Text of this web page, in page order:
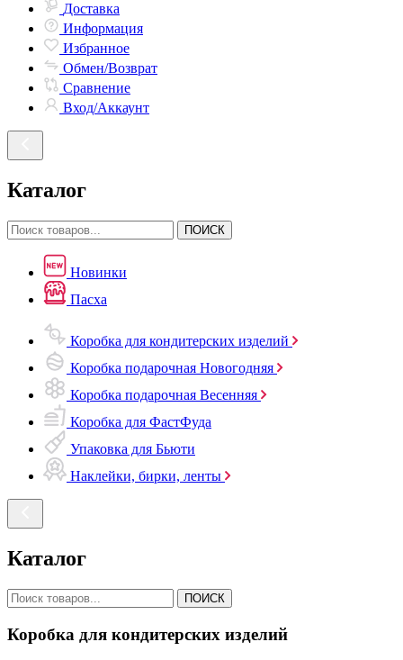
Доставка
Информация
Избранное
Обмен/Возврат
Сравнение
Вход/Аккаунт
Каталог
ПОИСК
Новинки
Пасха
Коробка для кондитерских изделий
Коробка подарочная Новогодняя
Коробка подарочная Весенняя
Коробка для ФастФуда
Упаковка для Бьюти
Наклейки, бирки, ленты
Каталог
ПОИСК
Коробка для кондитерских изделий